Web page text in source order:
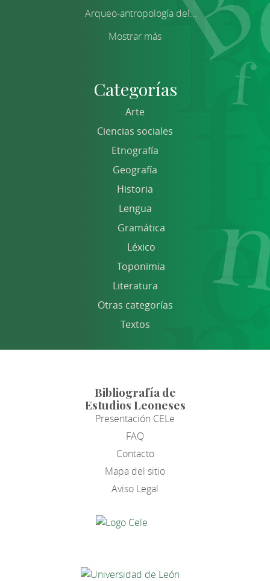
Arqueo-antropología del...
Mostrar más
Categorías
Arte
Ciencias sociales
Etnografía
Geografía
Historia
Lengua
Gramática
Léxico
Toponimia
Literatura
Otras categorías
Textos
Bibliografía de
Estudios Leoneses
Presentación CELe
FAQ
Contacto
Mapa del sitio
Aviso Legal